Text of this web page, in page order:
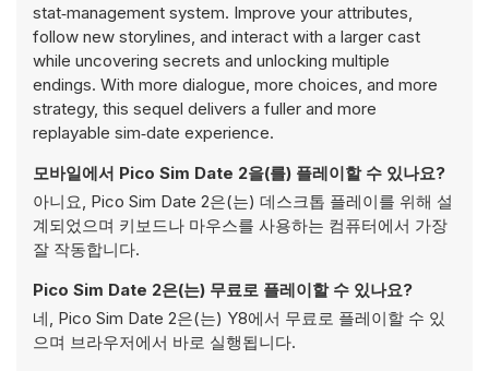
stat‑management system. Improve your attributes,
follow new storylines, and interact with a larger cast
while uncovering secrets and unlocking multiple
endings. With more dialogue, more choices, and more
strategy, this sequel delivers a fuller and more
replayable sim‑date experience.
모바일에서 Pico Sim Date 2을(를) 플레이할 수 있나요?
아니요, Pico Sim Date 2은(는) 데스크톱 플레이를 위해 설
계되었으며 키보드나 마우스를 사용하는 컴퓨터에서 가장
잘 작동합니다.
Pico Sim Date 2은(는) 무료로 플레이할 수 있나요?
네, Pico Sim Date 2은(는) Y8에서 무료로 플레이할 수 있
으며 브라우저에서 바로 실행됩니다.